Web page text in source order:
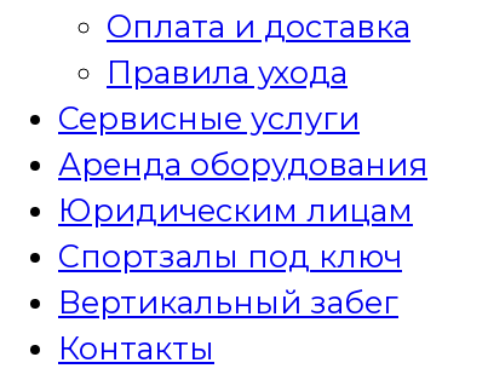
Оплата и доставка
Правила ухода
Сервисные услуги
Аренда оборудования
Юридическим лицам
Спортзалы под ключ
Вертикальный забег
Контакты